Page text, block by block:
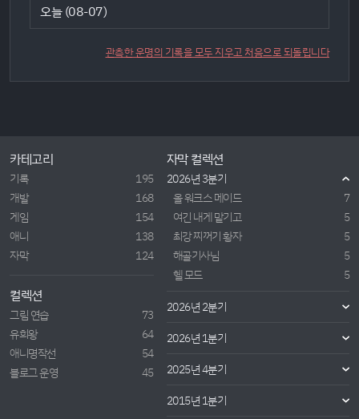
관측한 운명의 기록을 모두 지우고 처음으로 되돌립니다
카테고리
기록
195
개발
168
게임
154
애니
138
자막
124
컬렉션
그림 연습
73
유희왕
64
애니명작선
54
블로그 운영
45
자막 컬렉션
2026년 3분기
올 워크스 메이드
7
여긴 내게 맡기고
5
최강 찌꺼기 황자
5
해골기사님
5
헬 모드
5
2026년 2분기
2026년 1분기
2025년 4분기
2015년 1분기